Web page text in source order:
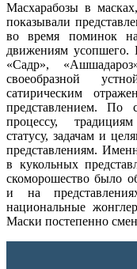
Масхарабозы в
показывали
во время поминок
движениям усопшего.
«Садр»,
своеобразной
сатирическим
представлением. По
процессу,
статусу, задачам и
представлениям.
в кукольных
скоморошество было
и на
национальные
Маски постепенно